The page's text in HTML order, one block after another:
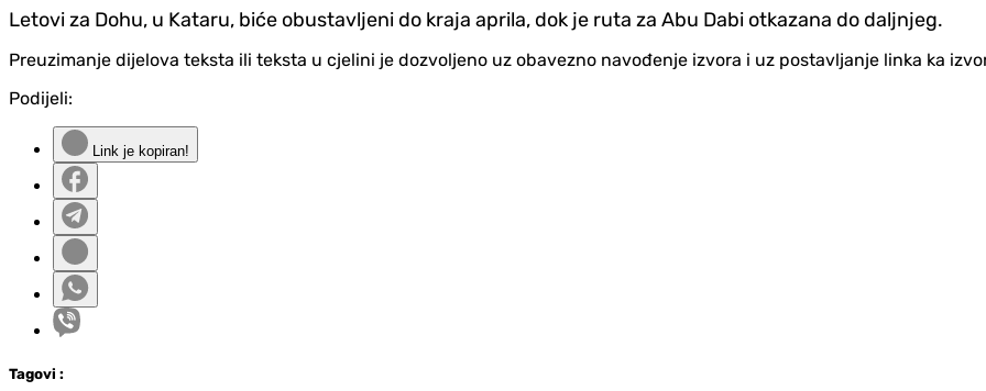
Letovi za Dohu, u Kataru, biće obustavljeni do kraja aprila, dok je ruta za Abu Dabi otkazana do daljnjeg.
Preuzimanje dijelova teksta ili teksta u cjelini je dozvoljeno uz obavezno navođenje izvora i uz postavljanje linka ka
Podijeli:
Link je kopiran!
Tagovi :